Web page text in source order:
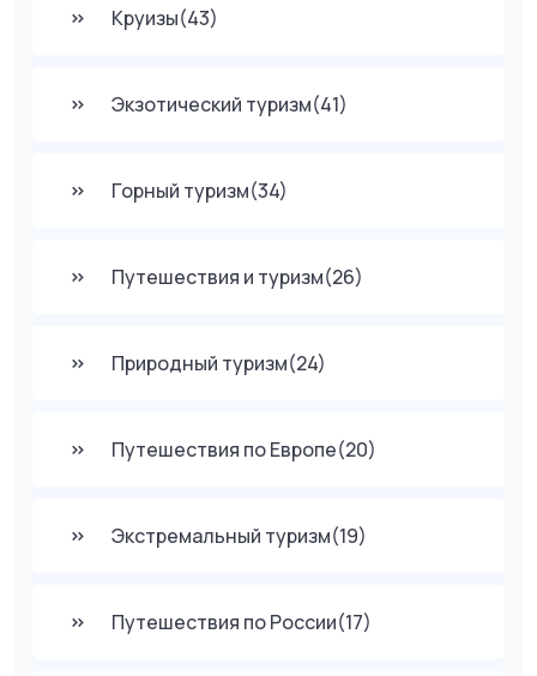
Круизы(43)
Экзотический туризм(41)
Горный туризм(34)
Путешествия и туризм(26)
Природный туризм(24)
Путешествия по Европе(20)
Экстремальный туризм(19)
Путешествия по России(17)